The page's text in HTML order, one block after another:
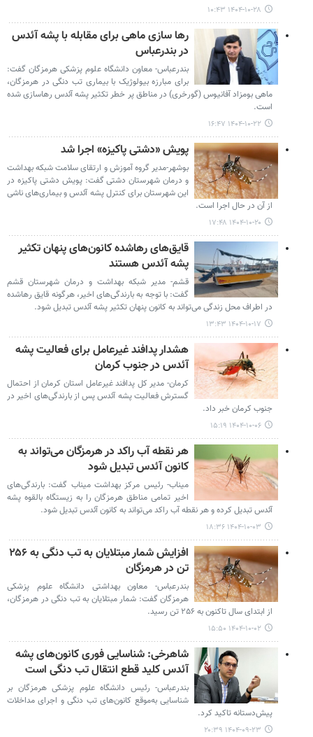
۱۴۰۴-۱۰-۲۸ ۱۰:۴۳
رها سازی ماهی برای مقابله با پشه آئدس
در بندرعباس
بندرعباس- معاون دانشگاه علوم پزشکی هرمزگان گفت:
برای مبارزه بیولوژیک با بیماری تب دنگی در هرمزگان،
ماهی بومزاد آفانیوس (گورخری) در مناطق پر خطر تکثیر پشه آئدس رهاسازی شده
است.
۱۴۰۴-۱۰-۲۲ ۱۶:۴۷
پویش «دشتی پاکیزه» اجرا شد
بوشهر-مدیر گروه آموزش و ارتقای سلامت شبکه بهداشت
و درمان شهرستان دشتی گفت: پویش دشتی پاکیزه در
این شهرستان برای کنترل پشه آئدس و بیماری‌های ناشی
از آن در حال اجرا است.
۱۴۰۴-۱۰-۲۰ ۱۷:۴۸
قایق‌های رهاشده کانون‌های پنهان تکثیر
پشه آئدس هستند
قشم- مدیر شبکه بهداشت و درمان شهرستان قشم
گفت: با توجه به بارندگی‌های اخیر، هرگونه قایق رهاشده
در اطراف محل زندگی می‌تواند به کانون پنهان تکثیر پشه آئدس تبدیل شود.
۱۴۰۴-۱۰-۱۷ ۱۳:۴۳
هشدار پدافند غیرعامل برای فعالیت پشه
آئدس در جنوب کرمان
کرمان- مدیر کل پدافند غیرعامل استان کرمان از احتمال
گسترش فعالیت پشه آئدس پس از بارندگی‌های اخیر در
جنوب کرمان خبر داد.
۱۴۰۴-۱۰-۰۶ ۱۵:۱۹
هر نقطه آب راکد در هرمزگان می‌تواند به
کانون آئدس تبدیل شود
میناب- رئیس مرکز بهداشت میناب گفت: بارندگی‌های
اخیر تمامی مناطق هرمزگان را به زیستگاه بالقوه پشه
آئدس تبدیل کرده و هر نقطه آب راکد می‌تواند به کانون آئدس تبدیل شود.
۱۴۰۴-۱۰-۰۳ ۱۸:۳۶
افزایش شمار مبتلایان به تب دنگی به ۲۵۶
تن در هرمزگان
بندرعباس- معاون بهداشتی دانشگاه علوم پزشکی
هرمزگان گفت: شمار مبتلایان به تب دنگی در هرمزگان،
از ابتدای سال تاکنون به ۲۵۶ تن رسید.
۱۴۰۴-۱۰-۰۲ ۱۵:۵۰
شاهرخی: شناسایی فوری کانون‌های پشه
آئدس کلید قطع انتقال تب دنگی است
بندرعباس- رئیس دانشگاه علوم پزشکی هرمزگان بر
شناسایی به‌موقع کانون‌های تب دنگی و اجرای مداخلات
پیش‌دستانه تاکید کرد.
۱۴۰۴-۰۹-۲۳ ۲۰:۳۹